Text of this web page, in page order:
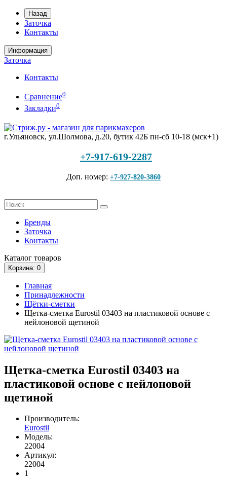
Назад
Заточка
Контакты
Информация
Заточка
Контакты
Сравнение0
Закладки0
г.Ульяновск, ул.Шолмова, д.20, бутик 42Б пн-сб 10-18 (мск+1)
+7-917-619-2287
Доп. номер: +7-927-820-3860
Бренды
Заточка
Контакты
Каталог товаров
Корзина: 0
Главная
Принадлежности
Щётки-сметки
Щетка-сметка Eurostil 03403 на пластиковой основе с
нейлоновой щетиной
Щетка-сметка Eurostil 03403 на
пластиковой основе с нейлоновой
щетиной
Производитель:
Eurostil
Модель:
22004
Артикул:
22004
1